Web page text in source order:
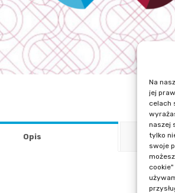
Na
jej
celach
naszej
tylko
swoje
cookie"
Opis